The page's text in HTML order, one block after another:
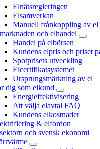
Elnätsregleringen
Elsamverkan
Manuell frånkoppling av
och elhandel
Handel på elbörsen
Kundens elpris och priset
Spotprisets utveckling
Elcertifikatsystemet
Ursprungsmärkning av el
dig som elkund
Energieffektivisering
Att välja elavtal FAQ
Kundens elkostnader
& elfordon
och svensk ekonomi